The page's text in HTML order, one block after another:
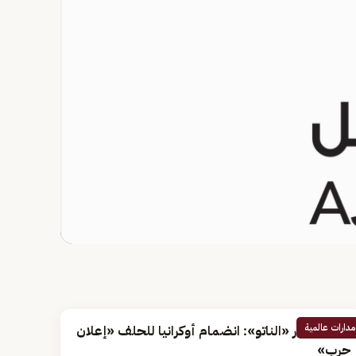
مدارات عالمية
روسيا تحذر «الناتو»: انضمام أوكرانيا للحلف «إعلان
حرب»